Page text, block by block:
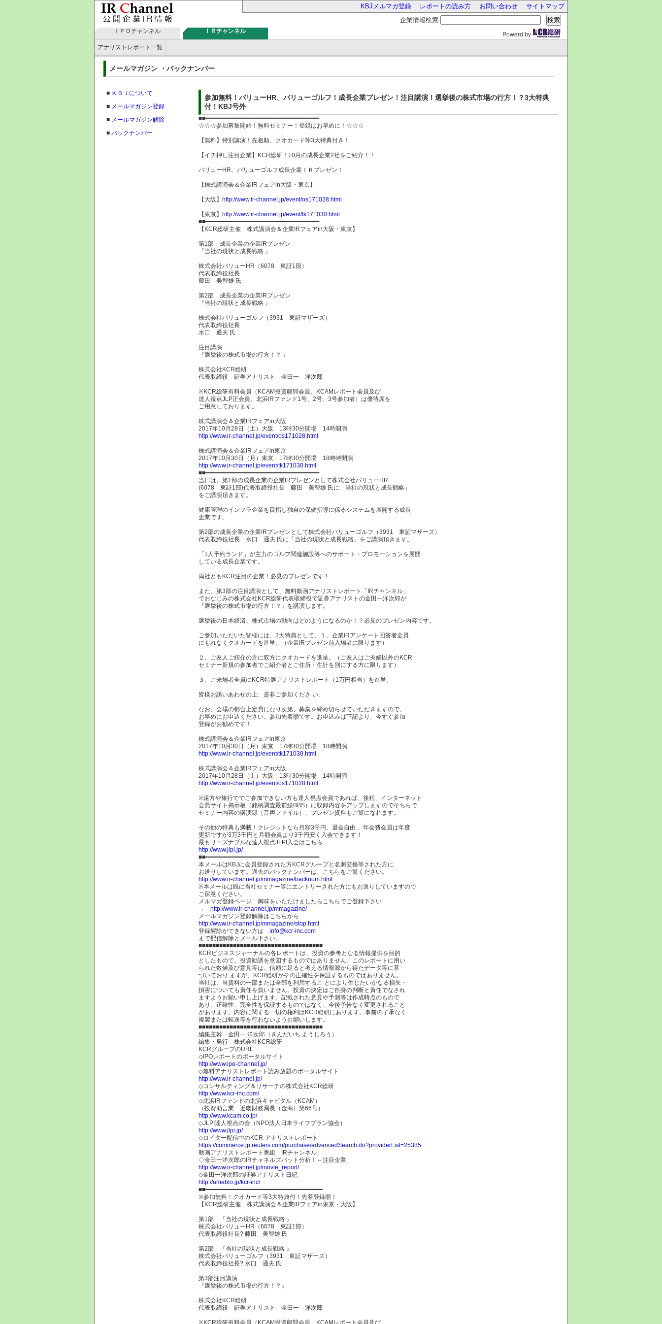
KBJメルマガ登録 レポートの読み方 お問い合わせ
サイトマップ
企業情報検索
検索
ＩＰＯチャンネル ＩＲチャンネル
Powerd by
アナリストレポート一覧
メールマガジン ・バックナンバー
■ ＫＢＪについて
■ メールマガジン登録
■ メールマガジン解除
■ バックナンバー
参加無料！バリューHR、バリューゴルフ！成長企業プレゼン！注目講演！選挙後の株式市場の行方！？3大特典
付！KBJ号外
■■━━━━━━━━━━━━━━━━━━━━━━━━━━━━━━━━━
☆☆☆参加募集開始！無料セミナー！登録はお早めに！☆☆☆
【無料】特別講演！先着順、クオカード等3大特典付き！
【イチ押し注目企業】KCR総研！10月の成長企業2社をご紹介！！
バリューHR、バリューゴルフ成長企業ＩＲプレゼン！
【株式講演会＆企業IRフェアin大阪・東京】
【大阪】 http://www.ir-channel.jp/event/os171028.html
【東京】 http://www.ir-channel.jp/event/tk171030.html
■■━━━━━━━━━━━━━━━━━━━━━━━━━━━━━━━━━
【KCR総研主催 株式講演会＆企業IRフェアin大阪・東京】
第1部 成長企業の企業IRプレゼン
『当社の現状と成長戦略 』
株式会社バリューHR（6078 東証1部）
代表取締役社長
藤田 美智雄 氏
第2部 成長企業の企業IRプレゼン
『当社の現状と成長戦略 』
株式会社バリューゴルフ（3931 東証マザーズ）
代表取締役社長
水口 通夫 氏
注目講演
『選挙後の株式市場の行方！？ 』
株式会社KCR総研
代表取締役 証券アナリスト 金田一 洋次郎
※KCR総研有料会員（KCAM投資顧問会員、KCAMレポート会員及び
達人視点JLP正会員、北浜IRファンド1号、2号、3号参加者）は優待席を
ご用意しております。
株式講演会＆企業IRフェアin大阪
2017年10月28日（土）大阪 13時30分開場 14時開演
http://www.ir-channel.jp/event/os171028.html
株式講演会＆企業IRフェアin東京
2017年10月30日（月）東京 17時30分開場 18時時開演
http://www.ir-channel.jp/event/tk171030.html
■■━━━━━━━━━━━━━━━━━━━━━━━━━━━━━━━━━
当日は、第1部の成長企業の企業IRプレゼンとして株式会社バリューHR
(6078 東証1部)代表取締役社長 藤田 美智雄 氏に「当社の現状と成長戦略」
をご講演頂きます。
健康管理のインフラ企業を目指し独自の保健指導に係るシステムを展開する成長
企業です。
第2部の成長企業の企業IRプレゼンとして株式会社バリューゴルフ（3931 東証マザーズ）
代表取締役社長 水口 通夫 氏に「当社の現状と成長戦略」をご講演頂きます。
「1人予約ランド」が主力のゴルフ関連施設等へのサポート・プロモーションを展開
している成長企業です。
両社ともKCR注目の企業！必見のプレゼンです！
また、第3部の注目講演として、無料動画アナリストレポート「IRチャンネル」
でおなじみの株式会社KCR総研代表取締役で証券アナリストの金田一洋次郎が
『選挙後の株式市場の行方！？』を講演します。
選挙後の日本経済、株式市場の動向はどのようになるのか！？必見のプレゼン内容です。
ご参加いただいた皆様には、3大特典として、１、企業IRアンケート回答者全員
にもれなくクオカードを進呈。（企業IRプレゼン前入場者に限ります）
２、ご友人ご紹介の方に双方にクオカードを進呈。（ご友人はご夫婦以外のKCR
セミナー新規の参加者でご紹介者とご住所・生計を別にする方に限ります）
３、ご来場者全員にKCR特選アナリストレポート（1万円相当）を進呈。
皆様お誘いあわせの上、是非ご参加くださ い。
なお、会場の都合上定員になり次第、募集を締め切らせていただきますので、
お早めにお申込ください。参加先着順です。お申込みは下記より、今すぐ参加
登録がお勧めです！
株式講演会＆企業IRフェアin東京
2017年10月30日（月）東京 17時30分開場 18時開演
http://www.ir-channel.jp/event/tk171030.html
株式講演会＆企業IRフェアin大阪
2017年10月28日（土）大阪 13時30分開場 14時開演
http://www.ir-channel.jp/event/os171028.html
※遠方や旅行ででご参加できない方も達人視点会員であれば、後程、インターネット
会員サイト掲示板（銘柄調査最前線BBS）に収録内容をアップしますのでそちらで
セミナー内容の講演録（音声ファイル）、プレゼン資料もご覧になれます。
その他の特典も満載！クレジットなら月額3千円、退会自由 、年会費会員は年度
更新ですが3万3千円と月額会員より3千円安く入会できます！
最もリーズナブルな達人視点JLPI入会はこちら
http://www.jlpi.jp/
■■━━━━━━━━━━━━━━━━━━━━━━━━━━━━━━━━━
本メールはKBJに会員登録された方KCRグループと名刺交換等された方に
お送りしています。過去のバックナンバーは、こちらをご覧ください。
http://www.ir-channel.jp/mmagazine/backnum.html
※本メールは既に当社セミナー等にエントリーされた方にもお送りしていますので
ご留意ください。
メルマガ登録ページ 興味をいただけましたらこちらでご登録下さい
→ http://www.ir-channel.jp/mmagazine/
メールマガジン登録解除はこちらから
http://www.ir-channel.jp/mmagazine/stop.html
登録解除ができない方は info@kcr-inc.com
まで配信解除とメール下さい。
■■■■■■■■■■■■■■■■■■■■■■■■■■■■■■■■■■■■
KCRビジネスジャーナルの各レポートは、投資の参考となる情報提供を目的
としたもので、投資勧誘を意図するものではありません。このレポートに用い
られた数値及び意見等は、信頼に足ると考える情報源から得たデータ等に基
づいており ますが、KCR総研がその正確性を保証するものではありません。
当社は、当資料の一部または全部を利用するこ とにより生じたいかなる損失・
損害についても責任を負いません。投資の決定はご自身の判断と責任でなされ
ますようお願い申し上げます。記載された意見や予測等は作成時点のもので
あり、正確性、完全性を保証するものではなく、今後予告なく変更されること
があります。内容に関する一切の権利はKCR総研にあります。事前の了承なく
複製または転送等を行わないようお願いします。
■■■■■■■■■■■■■■■■■■■■■■■■■■■■■■■■■■■■
編集主幹 金田一 洋次郎（きんだいち ようじろう）
編集・発行 株式会社KCR総研
KCRグループのURL
◇IPOレポートのポータルサイト
http://www.ipo-channel.jp/
◇無料アナリストレポート読み放題のポータルサイト
http://www.ir-channel.jp/
◇コンサルティング＆リサーチの株式会社KCR総研
http://www.kcr-inc.com/
◇北浜IRファンドの北浜キャピタル（KCAM）
（投資助言業 近畿財務局長（金商）第66号）
http://www.kcam.co.jp/
◇JLPI達人視点の会（NPO法人日本ライフプラン協会）
http://www.jlpi.jp/
◇ロイター配信中のKCR-アナリストレポート
https://commerce.jp.reuters.com/purchase/advancedSearch.do?providerList=25385
動画アナリストレポート番組「IRチャンネル」
◇金田一洋次郎のIRチャネルズバット分析！～注目企業
http://www.ir-channel.jp/movie_report/
◇金田一洋次郎の証券アナリスト日記
http://ameblo.jp/kcr-inc/
■■━━━━━━━━━━━━━━━━━━━━━━━━━━━━━━━━━━
※参加無料！クオカード等3大特典付！先着登録順！
【KCR総研主催 株式講演会＆企業IRフェアin東京・大阪】
第1部 『当社の現状と成長戦略 』
株式会社バリューHR（6078 東証1部）
代表取締役社長? 藤田 美智雄 氏
第2部 『当社の現状と成長戦略 』
株式会社バリューゴルフ（3931 東証マザーズ）
代表取締役社長? 水口 通夫 氏
第3部注目講演
『選挙後の株式市場の行方！？』
株式会社KCR総研
代表取締役 証券アナリスト 金田一 洋次郎
※KCR総研有料会員（KCAM投資顧問会員、KCAMレポート会員及び